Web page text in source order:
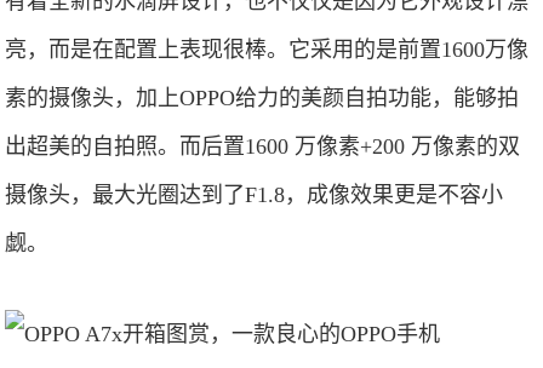
亮，而是在配置上表现很棒。它采用的是前置1600万像
素的摄像头，加上OPPO给力的美颜自拍功能，能够拍
出超美的自拍照。而后置1600 万像素+200 万像素的双
摄像头，最大光圈达到了F1.8，成像效果更是不容小
觑。